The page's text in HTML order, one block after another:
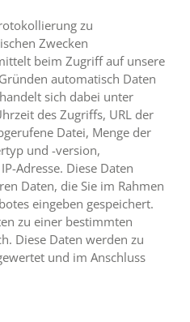
zu
Zwecken
beim Zugriff auf unsere
automatisch Daten
sich dabei unter
des Zugriffs, URL der
Datei, Menge der
und -version,
Adresse. Diese Daten
Daten, die Sie im Rahmen
eingeben gespeichert.
zu einer bestimmten
Diese Daten werden zu
und im Anschluss